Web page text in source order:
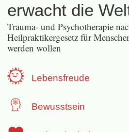
erwacht die
Trauma- und Psychotherapie
Heilpraktikergesetz für
werden wollen
Lebensfreude
Bewusstsein